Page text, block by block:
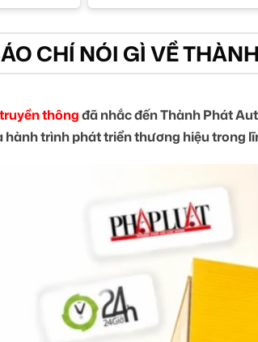
CHÍ NÓI GÌ VỀ
thôngđã nhắc đến Thành Phát
hành trình phát triển thương hiệu trong